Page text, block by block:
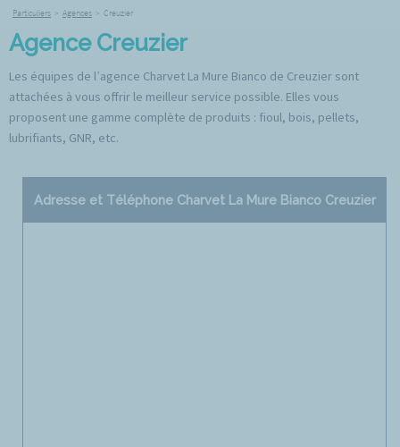
Particuliers > Agences > Creuzier
Agence Creuzier
Les équipes de l’agence Charvet La Mure Bianco de Creuzier sont
attachées à vous offrir le meilleur service possible. Elles vous
proposent une gamme complète de produits : fioul, bois, pellets,
lubrifiants, GNR, etc.
Adresse et Téléphone Charvet La Mure Bianco Creuzier